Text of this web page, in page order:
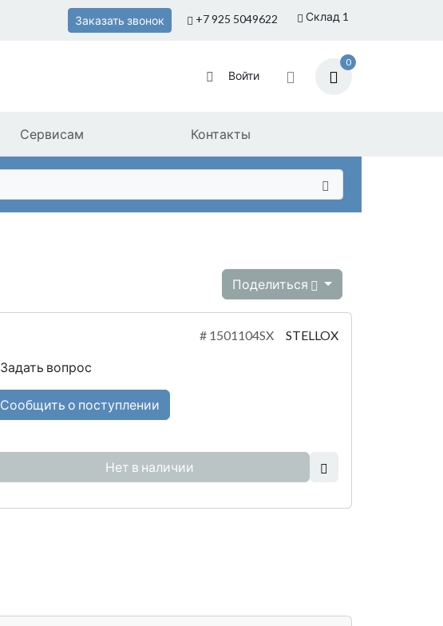
Склад 1
Заказать звонок +7 925 5049622
Войти
0
Сервисам Контакты
Поделиться
# 1501104SX STELLOX
Задать вопрос
Сообщить о поступлении
Нет в наличии